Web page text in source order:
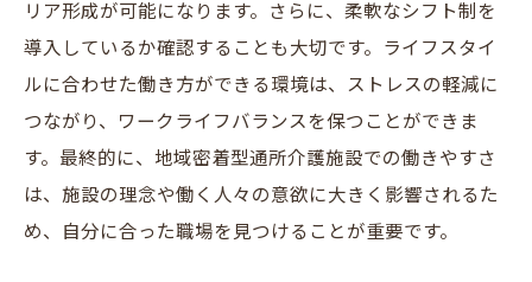
リア形成が可能になります。さらに、柔軟なシフト制を
導入しているか確認することも大切です。ライフスタイ
ルに合わせた働き方ができる環境は、ストレスの軽減に
つながり、ワークライフバランスを保つことができま
す。最終的に、地域密着型通所介護施設での働きやすさ
は、施設の理念や働く人々の意欲に大きく影響されるた
め、自分に合った職場を見つけることが重要です。